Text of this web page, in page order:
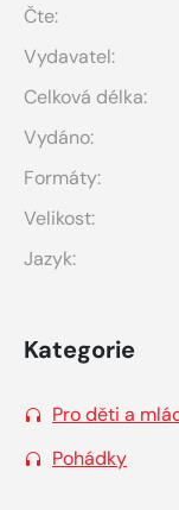
Čte:
Vydavatel:
Celková délka:
Vydáno:
Formáty:
Velikost:
Jazyk:
Kategorie
Pro děti a
Pohádky